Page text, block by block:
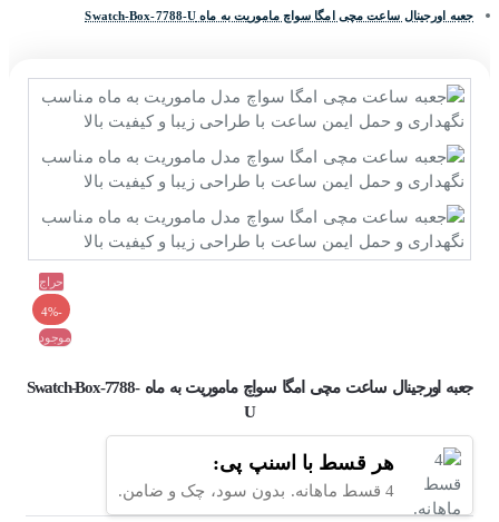
جعبه اورجینال ساعت مچی امگا سواچ ماموریت به ماه Swatch-Box-7788-U
حراج
-4%
موجود
جعبه اورجینال ساعت مچی امگا سواچ ماموریت به ماه Swatch-Box-7788-
U
هر قسط با اسنپ پی:
4 قسط ماهانه. بدون سود، چک و ضامن.